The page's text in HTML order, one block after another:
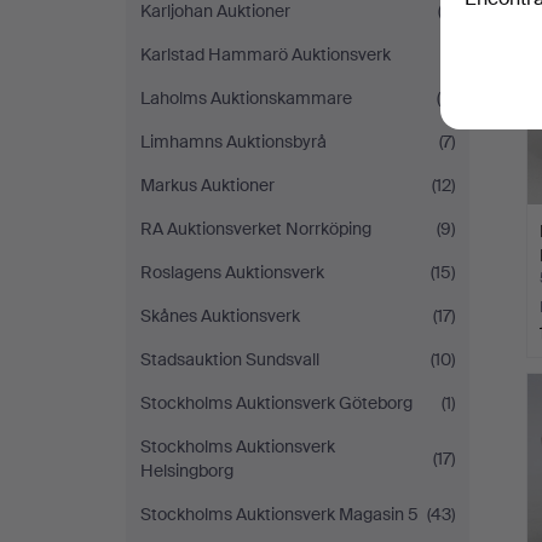
Karljohan Auktioner
(2)
Karlstad Hammarö Auktionsverk
Laholms Auktionskammare
(5)
Limhamns Auktionsbyrå
(7)
Markus Auktioner
(12)
RA Auktionsverket Norrköping
(9)
Roslagens Auktionsverk
(15)
Skånes Auktionsverk
(17)
Stadsauktion Sundsvall
(10)
Stockholms Auktionsverk Göteborg
(1)
Stockholms Auktionsverk
Helsingborg
(17)
Stockholms Auktionsverk Magasin 5 (43)